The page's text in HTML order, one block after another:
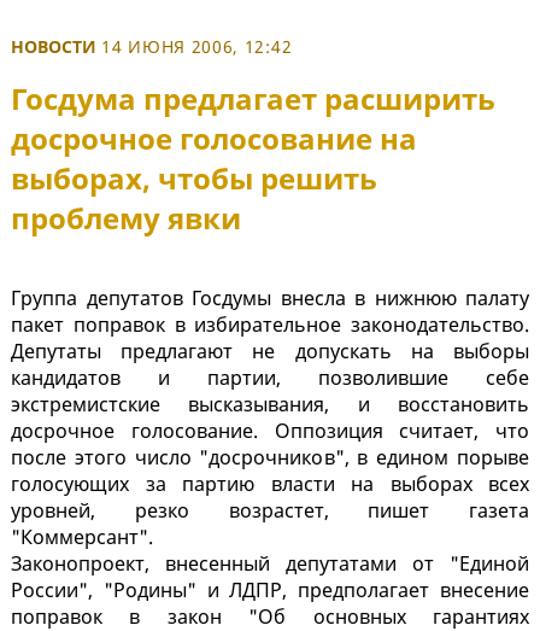
НОВОСТИ 14 ИЮНЯ 2006, 12:42
Госдума предлагает расширить
досрочное голосование на
выборах, чтобы решить
проблему явки
Группа депутатов Госдумы внесла в нижнюю палату
пакет поправок в избирательное законодательство.
Депутаты предлагают не допускать на выборы
кандидатов и партии, позволившие себе
экстремистские высказывания, и восстановить
досрочное голосование. Оппозиция считает, что
после этого число "досрочников", в едином порыве
голосующих за партию власти на выборах всех
уровней, резко возрастет, пишет газета
"Коммерсант".
Законопроект, внесенный депутатами от "Единой
России", "Родины" и ЛДПР, предполагает внесение
поправок в закон "Об основных гарантиях